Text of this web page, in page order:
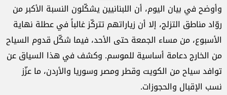
وأوضح في بيان اليوم، أن اللبنانيين يشكّلون النسبة الأكبر من
روّاد مناطق التزلج، إلا أن زياراتهم تتركّز غالباً في عطلة نهاية
الأسبوع، من مساء الجمعة حتى الأحد، فيما شكّل قدوم السياح
من الخارج دعامة أساسية للموسم. وكشف في هذا السياق عن
توافد سياح من الكويت وقطر ومصر وسوريا والأردن، ما عزّز
نسب الإقبال والحجوزات.